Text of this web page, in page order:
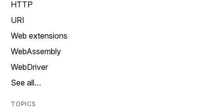
HTTP
URI
Web extensions
WebAssembly
WebDriver
See all…
TOPICS